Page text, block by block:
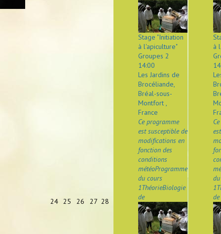
24 25 26 27 28
Stage "Initiation
à l'apiculture"
Groupes 2
14:00
Les Jardins de
Brocéliande,
Bréal-sous-
Montfort ,
France
Ce programme
est susceptible de
modifications en
fonction des
conditions
météoProgramme
du cours
1ThéorieBiologie
de
à
de